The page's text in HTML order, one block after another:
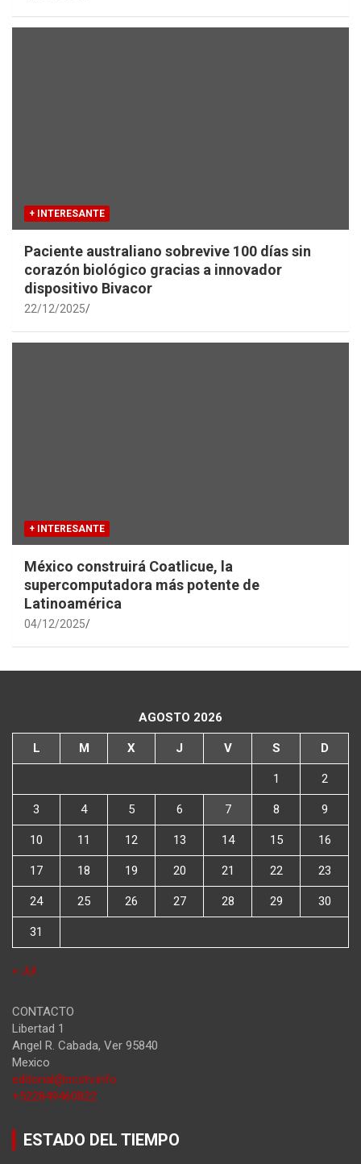
+ INTERESANTE
Paciente australiano sobrevive 100 días sin
corazón biológico gracias a innovador
dispositivo Bivacor
22/12/2025
+ INTERESANTE
México construirá Coatlicue, la
supercomputadora más potente de
Latinoamérica
04/12/2025
AGOSTO 2026
L M X J V S D
1 2
3 4 5 6 7 8 9
10 11 12 13 14 15 16
17 18 19 20 21 22 23
24 25 26 27 28 29 30
31
« Jul
CONTACTO
Libertad 1
Angel R. Cabada, Ver 95840
Mexico
editorial@ncstv.info
+522849460822
ESTADO DEL TIEMPO